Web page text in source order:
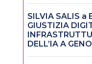
SILVIA SALIS a
GIUSTIZIA
DELL’IA A